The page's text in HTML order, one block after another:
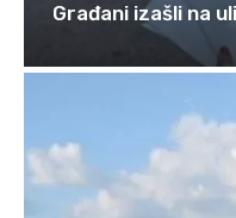
Građani izašli na